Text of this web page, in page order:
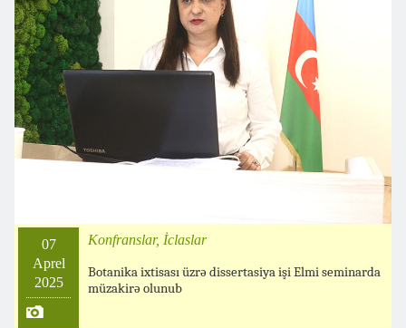
07
Aprel
2025
Konfranslar, İclaslar
Botanika ixtisası üzrə dissertasiya işi Elmi seminarda
müzakirə olunub